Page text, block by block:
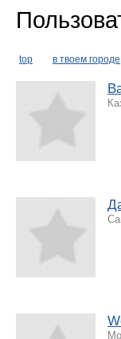
top в твоем городе